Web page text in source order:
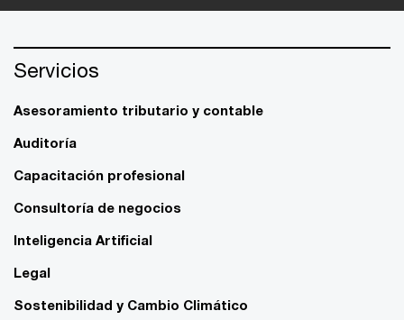
Servicios
Asesoramiento tributario y contable
Auditoría
Capacitación profesional
Consultoría de negocios
Inteligencia Artificial
Legal
Sostenibilidad y Cambio Climático